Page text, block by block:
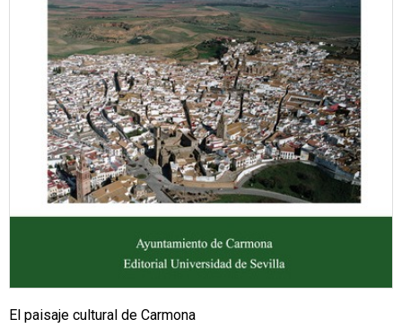
El paisaje cultural de Carmona